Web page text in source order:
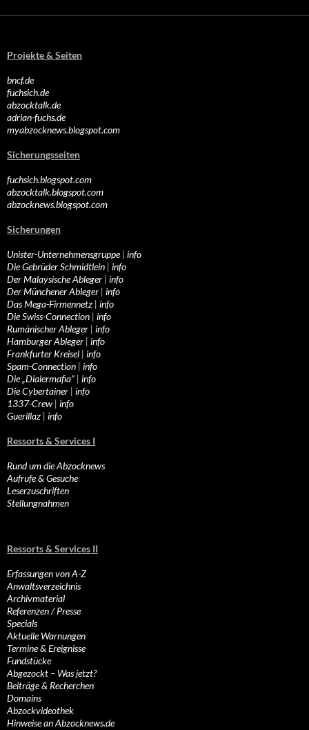
Projekte & Seiten
bncf.de
fuchsich.de
abzocktalk.de
adrian-fuchs.de
myabzocknews.blogspot.com
Sicherungsseiten
fuchsich.blogspot.com
abzocktalk.blogspot.com
abzocknews.blogspot.com
Sicherungen
Unister-Unternehmensgruppe| info
Die Gebrüder Schmidtlein | info
Der Malaysische Ableger | info
Der Münchener Ableger | info
Das Mega-Firmennetz | info
Die Swiss-Connection | info
Rumänischer Ableger | info
Hamburger Ableger | info
Frankfurter Kreisel | info
Spam-Connection | info
Die „Dialermafia“ | info
Die Cybertainer | info
1337-Crew | info
Guerillaz | info
Ressorts & Services I
Rund um die Abzocknews
Aufrufe & Gesuche
Leserzuschriften
Stellungnahmen
Ressorts & Services II
Erfassungen von A-Z
Anwaltsverzeichnis
Archivmaterial
Referenzen / Presse
Specials
Aktuelle Warnungen
Termine & Ereignisse
Fundstücke
Abgezockt – Was jetzt?
Beiträge & Recherchen
Domains
Abzockvideothek
Hinweise an Abzocknews.de